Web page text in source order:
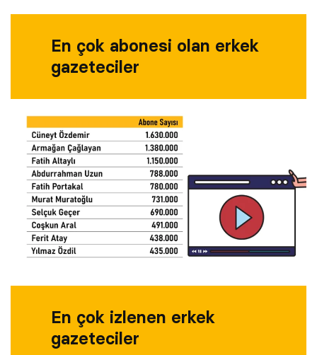
En çok abonesi olan erkek
gazeteciler
En çok izlenen erkek
gazeteciler